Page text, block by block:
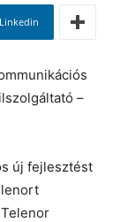
Linkedin
–
új fejlesztést